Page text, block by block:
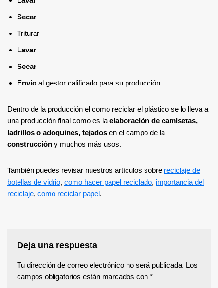
Secar
Triturar
Lavar
Secar
Envío al gestor calificado para su producción.
Dentro de la producción el como reciclar el plástico se lo lleva a
una producción final como es la elaboración de camisetas,
ladrillos o adoquines, tejados en el campo de la
construcción y muchos más usos.
También puedes revisar nuestros artículos sobre reciclaje de
botellas de vidrio, como hacer papel reciclado, importancia del
reciclaje, como reciclar papel.
Deja una respuesta
Tu dirección de correo electrónico no será publicada. Los
campos obligatorios están marcados con *